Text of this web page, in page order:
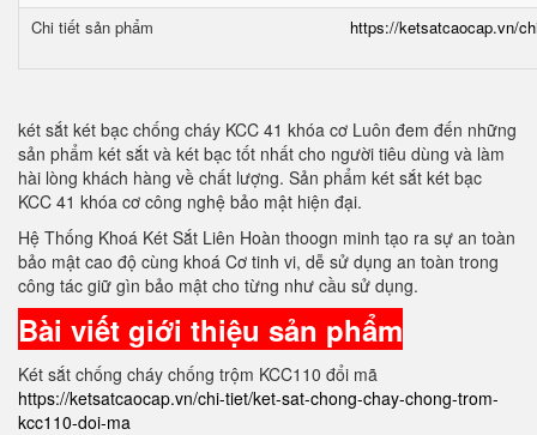
Chi tiết sản phẩm
https://ketsatcaocap.vn/
két sắt két bạc chống cháy KCC 41 khóa cơ Luôn đem đến những
sản phẩm két sắt và két bạc tốt nhất cho người tiêu dùng và làm
hài lòng khách hàng về chất lượng. Sản phẩm két sắt két bạc
KCC 41 khóa cơ công nghệ bảo mật hiện đại.
Hệ Thống Khoá Két Sắt Liên Hoàn thoogn minh tạo ra sự an toàn
bảo mật cao độ cùng khoá Cơ tinh vi, dễ sử dụng an toàn trong
công tác giữ gìn bảo mật cho từng như cầu sử dụng.
Bài viết giới thiệu sản phẩm
Két sắt chống cháy chống trộm KCC110 đổi mã
https://ketsatcaocap.vn/chi-tiet/ket-sat-chong-chay-chong-trom-
kcc110-doi-ma